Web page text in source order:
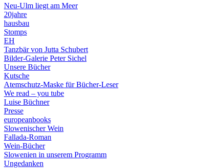
Neu-Ulm liegt am Meer
20jahre
hausbau
Stomps
EH
Tanzbär von Jutta Schubert
Bilder-Galerie Peter Sichel
Unsere Bücher
Kutsche
Atemschutz-Maske für Bücher-Leser
We read – you tube
Luise Büchner
Presse
europeanbooks
Slowenischer Wein
Fallada-Roman
Wein-Bücher
Slowenien in unserem Programm
Ungedanken